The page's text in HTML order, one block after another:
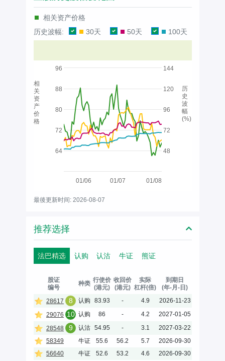
相关资产价格
历史波幅:
30天 50天 100天
01/06 01/07 01/08
64
72
80
88
96
48
72
96
120
144
相
关
资
产
价
格
历
史
波
幅
(%)
最後更新时间: 2026-08-07
推荐选择
法巴精选 认购 认沽 牛证 熊证
股证
编号
种类 行使价
(港元)
收回价
(港元)
实际
杠杆(倍)
到期日
(年-月-日)
28617
8 认购 83.93 - 4.9
2026-11-23
29076 10 认购 86 - 4.2
2027-01-05
28548
9 认沽 54.95 - 3.1
2027-03-22
58349
牛证 55.6 56.2 5.7
2026-09-30
56640
牛证 52.6 53.2 4.6
2026-09-30